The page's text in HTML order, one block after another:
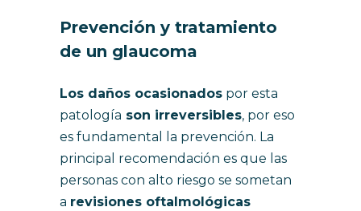
Prevención y tratamiento
de un glaucoma
Los daños ocasionados por esta
patología son irreversibles, por eso
es fundamental la prevención. La
principal recomendación es que las
personas con alto riesgo se sometan
a revisiones oftalmológicas